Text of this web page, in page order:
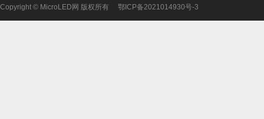
Copyright © MicroLED网 版权所有 鄂ICP备2021014930号-3